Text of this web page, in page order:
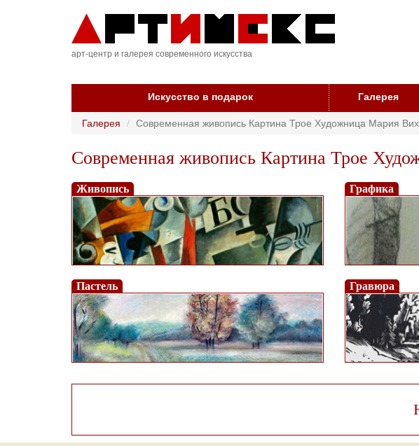
арт-центр и галерея современного искусства
Искусство в подарок Галерея
Галерея Современная живопись Картина Трое Художница Мария
Современная живопись Картина Трое
Живопись Графика
Пастель Гравюра